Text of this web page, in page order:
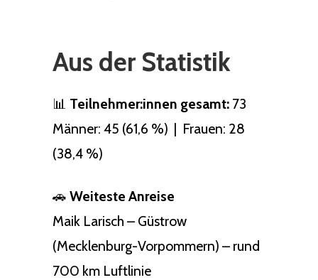
Aus der Statistik
📊 Teilnehmer:innen gesamt: 73
Männer: 45 (61,6 %) | Frauen: 28
(38,4 %)
🚗 Weiteste Anreise
Maik Larisch – Güstrow
(Mecklenburg-Vorpommern) – rund
700 km Luftlinie